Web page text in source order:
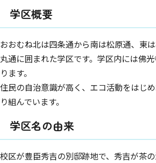
学区概要
おおむね北は四条通から南は松原通、東
丸通に囲まれた学区です。学区内には佛
ります。
住民の自治意識が高く、エコ活動をはじ
り組んでいます。
学区名の由来
校区が豊臣秀吉の別邸跡地で、秀吉が茶